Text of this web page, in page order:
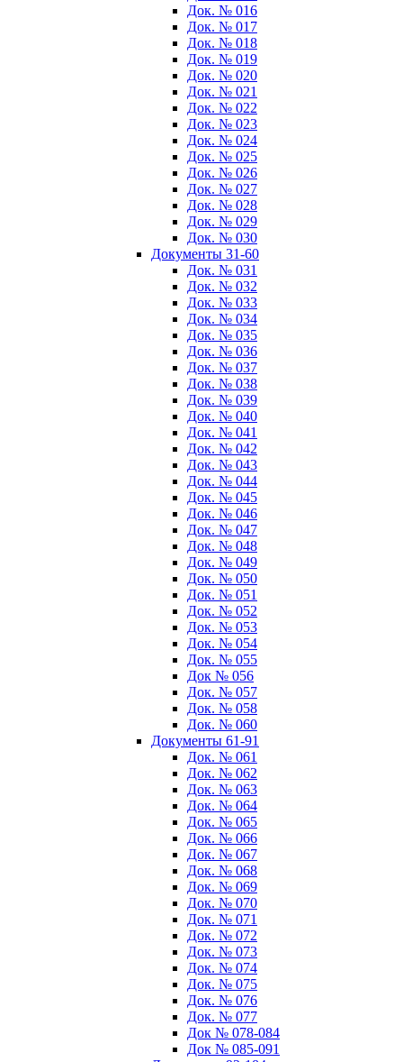
Док. № 016
Док. № 017
Док. № 018
Док. № 019
Док. № 020
Док. № 021
Док. № 022
Док. № 023
Док. № 024
Док. № 025
Док. № 026
Док. № 027
Док. № 028
Док. № 029
Док. № 030
Документы 31-60
Док. № 031
Док. № 032
Док. № 033
Док. № 034
Док. № 035
Док. № 036
Док. № 037
Док. № 038
Док. № 039
Док. № 040
Док. № 041
Док. № 042
Док. № 043
Док. № 044
Док. № 045
Док. № 046
Док. № 047
Док. № 048
Док. № 049
Док. № 050
Док. № 051
Док. № 052
Док. № 053
Док. № 054
Док. № 055
Док № 056
Док. № 057
Док. № 058
Док. № 060
Документы 61-91
Док. № 061
Док. № 062
Док. № 063
Док. № 064
Док. № 065
Док. № 066
Док. № 067
Док. № 068
Док. № 069
Док. № 070
Док. № 071
Док. № 072
Док. № 073
Док. № 074
Док. № 075
Док. № 076
Док. № 077
Док № 078-084
Док № 085-091